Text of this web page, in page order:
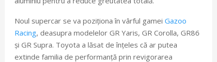
Noul supercar se va poziționa în vârful gamei Gazoo
Racing, deasupra modelelor GR Yaris, GR Corolla, GR86
și GR Supra. Toyota a lăsat de înțeles că ar putea
extinde familia de performanță prin revigorarea